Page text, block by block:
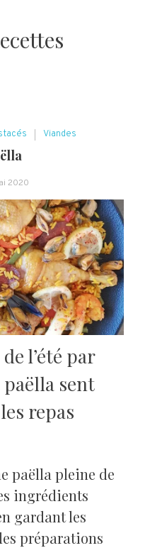
Viandes
2020
l’été par
paëlla sent
repas
paëlla pleine de
ingrédients
gardant les
préparations